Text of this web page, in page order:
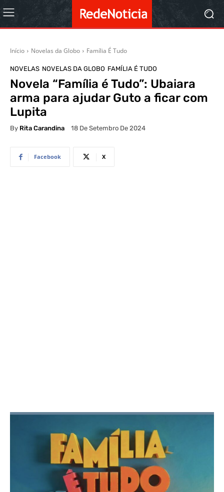
Início Novelas da Globo Família É Tudo
NOVELAS NOVELAS DA GLOBO FAMÍLIA É TUDO
Novela “Família é Tudo”: Ubaiara
arma para ajudar Guto a ficar com
Lupita
By Rita Carandina 18 De Setembro De 2024
Facebook X